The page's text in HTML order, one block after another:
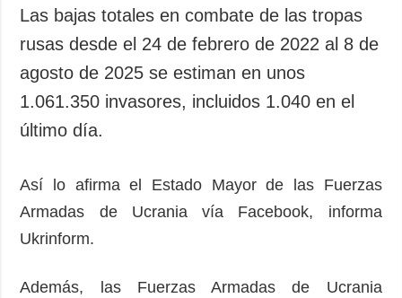
Las bajas totales en combate de las tropas
rusas desde el 24 de febrero de 2022 al 8 de
agosto de 2025 se estiman en unos
1.061.350 invasores, incluidos 1.040 en el
último día.
Así lo afirma el Estado Mayor de las Fuerzas
Armadas de Ucrania vía Facebook, informa
Ukrinform.
Además, las Fuerzas Armadas de Ucrania